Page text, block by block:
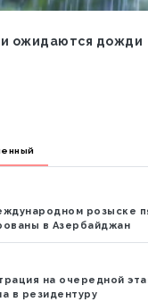
ожидаются дожди
розыске
в Азербайджан
на очередной
в резидентуру